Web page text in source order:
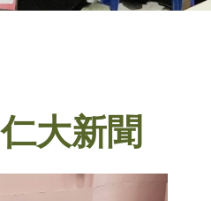
仁大新聞